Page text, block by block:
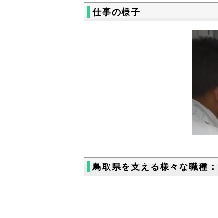
仕事の様子
鳥取県を支える様々な職種